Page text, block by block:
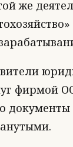
же
фирмой